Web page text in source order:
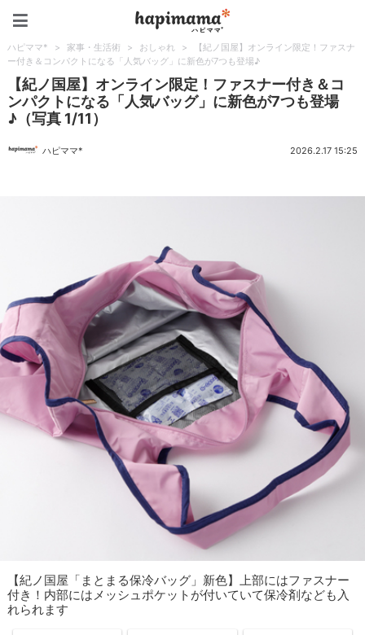
ハピママ* > 家事・生活術 > おしゃれ >
【紀ノ国屋】オンライン限定！ファスナ
ー付き＆コンパクトになる「人気バッグ」に新色が7つも登場♪
【紀ノ国屋】オンライン限定！ファスナー付き＆コ
ンパクトになる「人気バッグ」に新色が7つも登場
♪（写真 1/11）
ハピママ* 2026.2.17 15:25
【紀ノ国屋「まとまる保冷バッグ」新色】上部にはファスナー
付き！内部にはメッシュポケットが付いていて保冷剤なども入
れられます